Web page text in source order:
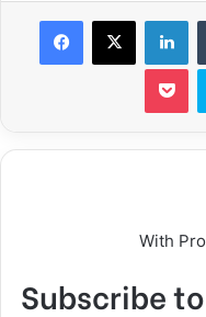
With
Subscribe